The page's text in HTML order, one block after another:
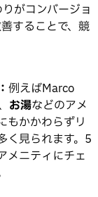
がコンバージョ
することで、競
例えばMarco
お湯などのアメ
もかかわらずリ
く見られます。5
メニティにチェ